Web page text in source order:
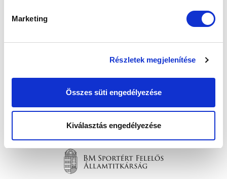
Marketing
Részletek megjelenítése
Összes süti engedélyezése
Kiválasztás engedélyezése